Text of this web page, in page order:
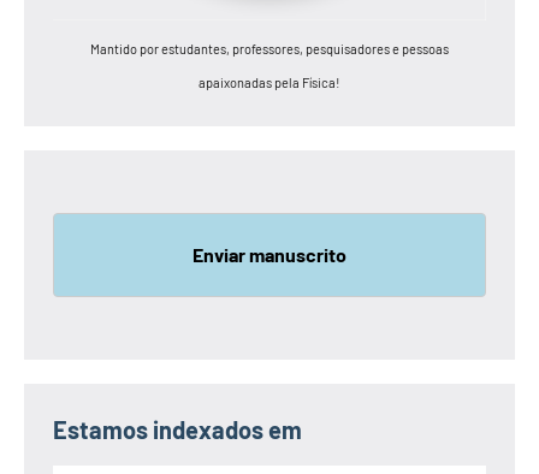
Mantido por estudantes, professores, pesquisadores e pessoas
apaixonadas pela Física!
Enviar manuscrito
Estamos indexados em